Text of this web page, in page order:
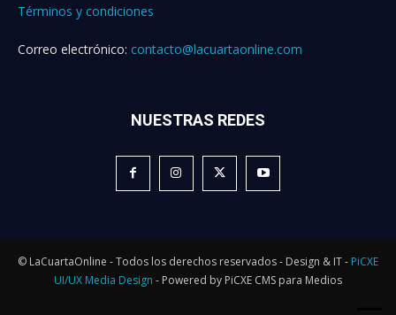
Términos y condiciones
Correo electrónico: contacto@lacuartaonline.com
NUESTRAS REDES
© LaCuartaOnline - Todos los derechos reservados - Design & IT - PiCXE
UI/UX Media Design - Powered by PiCXE CMS para Medios